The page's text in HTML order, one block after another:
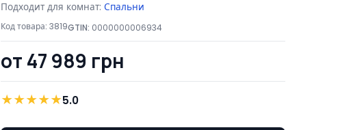
Подходит для комнат: Спальни
Код товара: 3819GTIN: 0000000006934
от 47 989 грн
★★★★★5.0